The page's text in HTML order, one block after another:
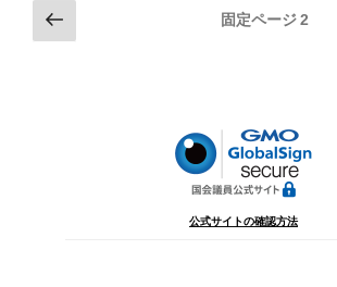
投
稿
前
の
固定ページ2
公式サイトの確認方法